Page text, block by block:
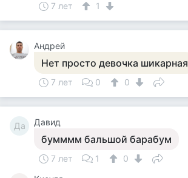
7 лет 1
Андрей
Нет просто девочка шикарная
7 лет 0 0
Да Давид
бумммм бальшой барабум
7 лет 1 0